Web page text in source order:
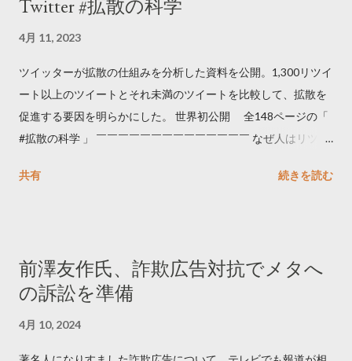
Twitter #拡散の科学
4月 11, 2023
ツイッターが拡散の仕組みを分析した資料を公開。1,300リツイ
ート以上のツイートとそれ未満のツイートを比較して、拡散を
促進する要因を明らかにした。 世界初公開 全148ページの「
#拡散の科学 」 ￣￣￣￣￣￣￣￣￣￣￣￣￣￣ なぜ人はリツイ
学しました。 ー バズの目安は1300リツイート ー 人は16の熱量
トするのか？ https://marketing.twitter.com/ja/insights/kakusan
共有 続きを読む
前澤友作氏、詐欺広告対抗でメタへ
の訴訟を準備
4月 10, 2024